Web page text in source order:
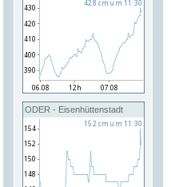
ODER - Eisenhüttenstadt